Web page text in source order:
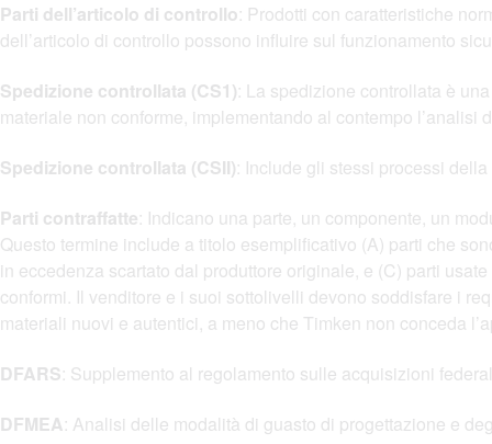
Parti dell’articolo di controllo: Prodotti con caratteristiche
dell’articolo di controllo possono influire sul funzionamento
Spedizione controllata (CS1): La spedizione controllata è
materiale non conforme, implementando al contempo
Spedizione controllata (CSII): Include gli stessi processi
Parti contraffatte: Indicano una parte, un componente, un
Questo termine include a titolo esemplificativo (A) parti che
in eccedenza scartato dal produttore originale, e (C) parti
conformi. Il venditore e i suoi sottolivelli devono soddisfare i
materiali nuovi e autentici, a meno che Timken non conceda
DFARS: Supplemento al regolamento sulle acquisizioni
DFMEA: Analisi delle modalità di guasto di progettazione e